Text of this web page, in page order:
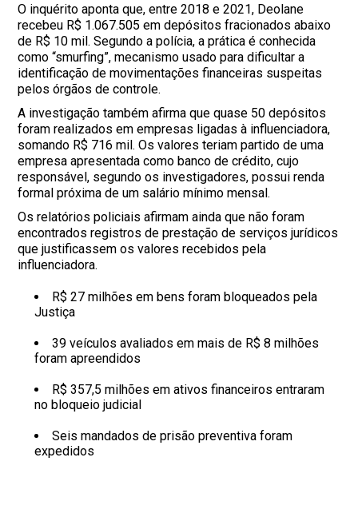
O inquérito aponta que, entre 2018 e 2021, Deolane
recebeu R$ 1.067.505 em depósitos fracionados abaixo
de R$ 10 mil. Segundo a polícia, a prática é conhecida
como “smurfing”, mecanismo usado para dificultar a
identificação de movimentações financeiras suspeitas
pelos órgãos de controle.
A investigação também afirma que quase 50 depósitos
foram realizados em empresas ligadas à influenciadora,
somando R$ 716 mil. Os valores teriam partido de uma
empresa apresentada como banco de crédito, cujo
responsável, segundo os investigadores, possui renda
formal próxima de um salário mínimo mensal.
Os relatórios policiais afirmam ainda que não foram
encontrados registros de prestação de serviços jurídicos
que justificassem os valores recebidos pela
influenciadora.
R$ 27 milhões em bens foram bloqueados pela
Justiça
39 veículos avaliados em mais de R$ 8 milhões
foram apreendidos
R$ 357,5 milhões em ativos financeiros entraram
no bloqueio judicial
Seis mandados de prisão preventiva foram
expedidos